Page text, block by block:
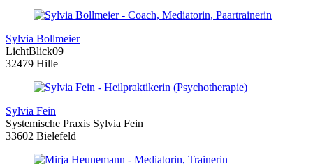
Sylvia Bollmeier
LichtBlick09
32479 Hille
Sylvia Fein
Systemische Praxis Sylvia Fein
33602 Bielefeld